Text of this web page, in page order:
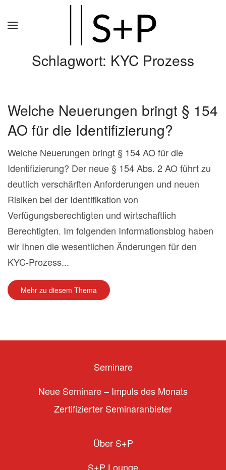
Schlagwort: KYC Prozess
Welche Neuerungen bringt § 154
AO für die Identifizierung?
Welche Neuerungen bringt § 154 AO für die
Identifizierung? Der neue § 154 Abs. 2 AO führt zu
deutlich verschärften Anforderungen und neuen
Risiken bei der Identifikation von
Verfügungsberechtigten und wirtschaftlich
Berechtigten. Im folgenden Informationsblog haben
wir Ihnen die wesentlichen Änderungen für den
KYC-Prozess...
Mehr zu diesem Thema
Seminare
Neue Seminare – Impuls des Monats
Zertifizierter Seminaranbieter
Über S+P
S+P Lounge